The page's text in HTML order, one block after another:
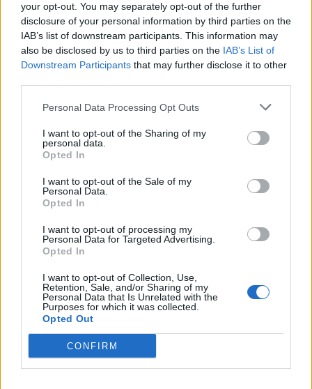
your opt-out. You may separately opt-out of the further
disclosure of your personal information by third parties on the
IAB’s list of downstream participants. This information may
also be disclosed by us to third parties on the IAB’s List of
Downstream Participants that may further disclose it to other
Personal Data Processing Opt Outs
I want to opt-out of the Sharing of my
personal data.
Opted In
I want to opt-out of the Sale of my
Personal Data.
Opted In
I want to opt-out of processing my
Personal Data for Targeted Advertising.
Opted In
I want to opt-out of Collection, Use,
Retention, Sale, and/or Sharing of my
Personal Data that Is Unrelated with the
Purposes for which it was collected.
Opted Out
CONFIRM
Tovar je skladom u dodávateľa a dostupný do 3-10 dní.
- +
4019238510386
24 mesiacov
Hmotnosť:
50 cm
Brzdiaca vzdialenosť:
TL
EU smernica:
Hlučnosť:
72
Hlučnosť typ:
2
V
18